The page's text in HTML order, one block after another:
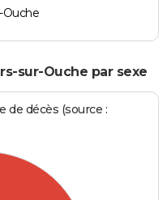
Ouche
sur-Ouche par sexe
décès (source :